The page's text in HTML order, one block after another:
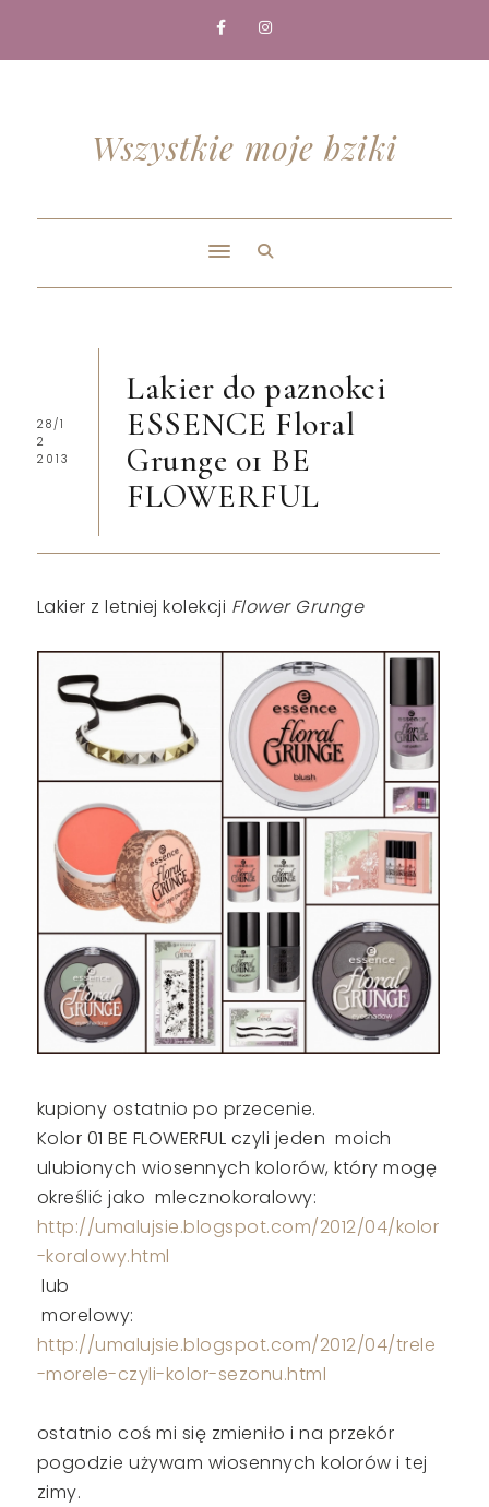
Wszystkie moje bziki
28/1
2
2013
Lakier do paznokci
ESSENCE Floral
Grunge 01 BE
FLOWERFUL
Lakier z letniej kolekcji Flower Grunge
kupiony ostatnio po przecenie.
Kolor 01 BE FLOWERFUL czyli jeden moich
ulubionych wiosennych kolorów, który mogę
określić jako mlecznokoralowy:
http://umalujsie.blogspot.com/2012/04/kolor
-koralowy.html
lub
morelowy:
http://umalujsie.blogspot.com/2012/04/trele
-morele-czyli-kolor-sezonu.html
ostatnio coś mi się zmieniło i na przekór
pogodzie używam wiosennych kolorów i tej
zimy.